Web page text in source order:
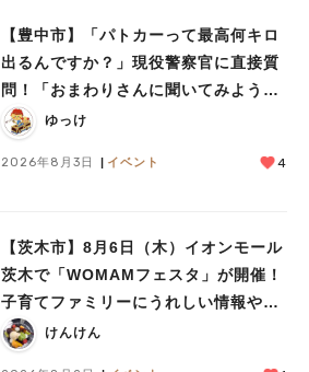
【豊中市】「パトカーって最高何キロ
出るんですか？」現役警察官に直接質
問！「おまわりさんに聞いてみよう」
に参加しました
ゆっけ
2026年8月3日 イベント 4
【茨木市】8月6日（木）イオンモール
茨木で「WOMAMフェスタ」が開催！
子育てファミリーにうれしい情報やプ
レゼントがいっぱい♪
けんけん